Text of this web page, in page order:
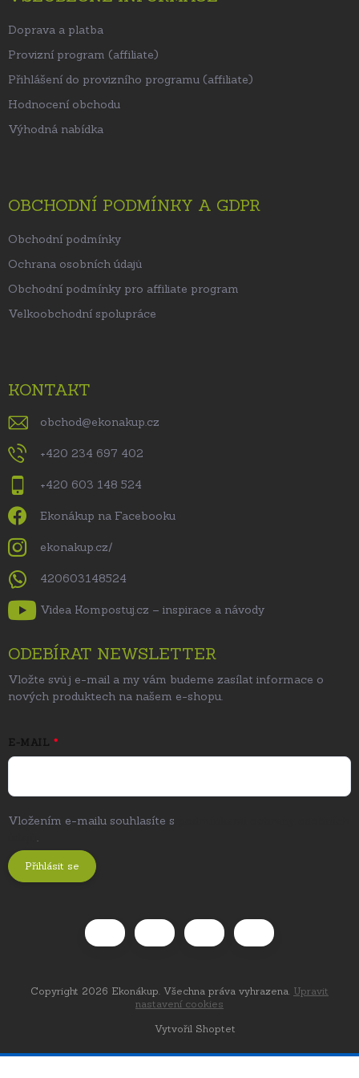
Doprava a platba
Provizní program (affiliate)
Přihlášení do provizního programu (affiliate)
Hodnocení obchodu
Výhodná nabídka
OBCHODNÍ PODMÍNKY A GDPR
Obchodní podmínky
Ochrana osobních údajů
Obchodní podmínky pro affiliate program
Velkoobchodní spolupráce
KONTAKT
obchod@ekonakup.cz
+420 234 697 402
+420 603 148 524
Ekonákup na Facebooku
ekonakup.cz/
420603148524
Videa Kompostuj.cz – inspirace a návody
ODEBÍRAT NEWSLETTER
Vložte svůj e-mail a my vám budeme zasílat informace o
nových produktech na našem e-shopu.
E-MAIL
Vložením e-mailu souhlasíte s
.
Přihlásit se
Vytvořil Shoptet
Copyright 2026 Ekonákup. Všechna práva vyhrazena. Upravit
nastavení cookies